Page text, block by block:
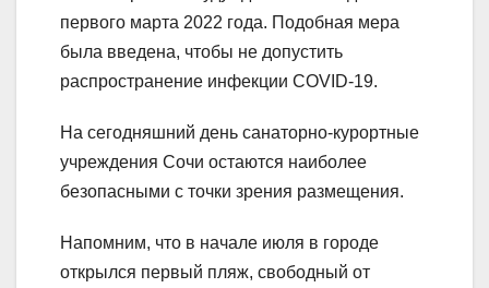
первого марта 2022 года. Подобная мера
была введена, чтобы не допустить
распространение инфекции COVID-19.
На сегодняшний день санаторно-курортные
учреждения Сочи остаются наиболее
безопасными с точки зрения размещения.
Напомним, что в начале июля в городе
открылся первый пляж, свободный от